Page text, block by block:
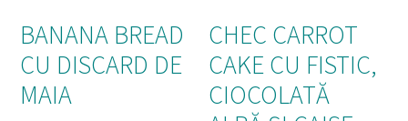
BANANA BREAD
CU DISCARD DE
MAIA
CHEC CARROT
CAKE CU FISTIC,
CIOCOLATĂ